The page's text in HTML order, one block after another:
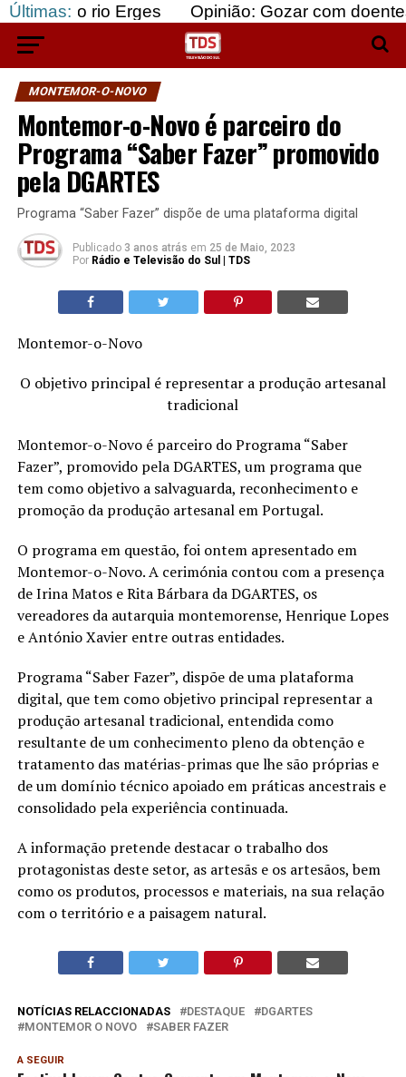
Últimas:
Erges Opinião: Gozar com doentes e
MONTEMOR-O-NOVO
Montemor-o-Novo é parceiro do
Programa “Saber Fazer” promovido
pela DGARTES
Programa “Saber Fazer” dispõe de uma plataforma digital
Publicado 3 anos atrás em 25 de Maio, 2023
Por Rádio e Televisão do Sul | TDS
Montemor-o-Novo
O objetivo principal é representar a produção artesanal
tradicional
Montemor-o-Novo é parceiro do Programa “Saber
Fazer”, promovido pela DGARTES, um programa que
tem como objetivo a salvaguarda, reconhecimento e
promoção da produção artesanal em Portugal.
O programa em questão, foi ontem apresentado em
Montemor-o-Novo. A cerimónia contou com a presença
de Irina Matos e Rita Bárbara da DGARTES, os
vereadores da autarquia montemorense, Henrique Lopes
e António Xavier entre outras entidades.
Programa “Saber Fazer”, dispõe de uma plataforma
digital, que tem como objetivo principal representar a
produção artesanal tradicional, entendida como
resultante de um conhecimento pleno da obtenção e
tratamento das matérias-primas que lhe são próprias e
de um domínio técnico apoiado em práticas ancestrais e
consolidado pela experiência continuada.
A informação pretende destacar o trabalho dos
protagonistas deste setor, as artesãs e os artesãos, bem
como os produtos, processos e materiais, na sua relação
com o território e a paisagem natural.
NOTÍCIAS RELACCIONADAS DESTAQUE
DGARTES
MONTEMOR O NOVO
SABER FAZER
A SEGUIR